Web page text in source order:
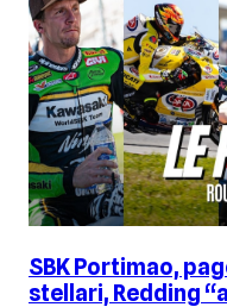
SBK Portimao,
stellari, Redding